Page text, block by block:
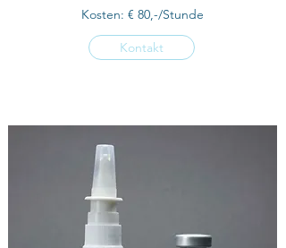
Kosten: € 80,-/Stunde
Kontakt